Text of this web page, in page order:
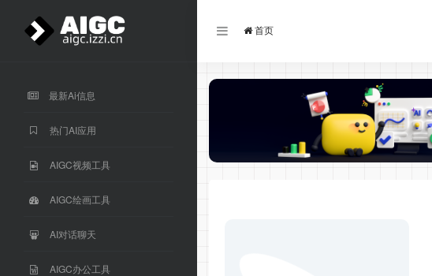
最新Ai信息
热门AI应用
AIGC视频工具
AIGC绘画工具
AI对话聊天
AIGC办公工具
首页